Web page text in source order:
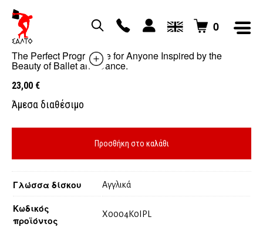
0
BALLET FITNESS With Nicky Mcginty
The Perfect Programme for Anyone Inspired by the
Beauty of Ballet and Dance.
23,00 €
Άμεσα διαθέσιμο
Προσθήκη στο καλάθι
Γλώσσα δίσκου Αγγλικά
Κωδικός
προϊόντος
X0004K0IPL